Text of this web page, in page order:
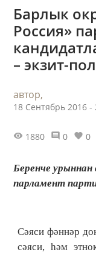
Барлык
Россия»
– экзит-
автор,
18 Сентябрь 2016 -
1880 0 0
Беренче
парламент
Сәяси фәннәр
сәяси, һәм